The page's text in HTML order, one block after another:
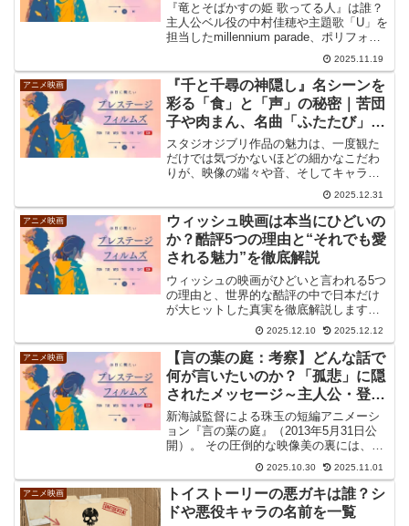
『竜とそばかすの姫 歌ってる人』は誰？
主人公ベル役の中村佳穂や主題歌「U」を
担当したmillennium parade、ポリフォニ
ー合唱の豪華歌手陣まで、竜とそばかす
の姫 歌ってる人を徹底解説します。Ado
が歌っているという誤解も解消し、日本
アカデミー賞最優秀音楽賞を受賞した音
楽制作の核心に迫ります。
2025.11.19
アニメ映画
『千と千尋の神隠し』名シーンを
彩る「食」と「声」の秘密｜苦団
子や肉まん、名曲「ふたたび」の
舞台裏
スタジオジブリ作品の魅力は、一度観た
だけでは気づかないほどの細かなこだわ
りが、映像の端々や音、そしてキャラク
ターの「声」にまで宿っている点にあり
ます。背景美術の描き込み、キャラクタ
ーのわずかな仕草、環境音や間の取り方
など、そのすべてが緻密に...
2025.12.31
アニメ映画
ウィッシュ映画は本当にひどいの
か？酷評5つの理由と“それでも愛
される魅力”を徹底解説
ウィッシュの映画がひどいと言われる5つ
の理由と、世界的な酷評の中で日本だけ
が大ヒットした真実を徹底解説します。
なぜウィッシュの映画がひどいという評
価が定着したのか、脚本の矛盾や主人公
への批判、王様への同情論からその深層
心理を紐解き、作品を楽しむための新た
な視点を提案します。
2025.12.10 2025.12.12
アニメ映画
【言の葉の庭：考察】どんな話で
何が言いたいのか？「孤悲」に隠
されたメッセージ～主人公・登場
人物から紐解く
新海誠監督による珠玉の短編アニメーシ
ョン『言の葉の庭』（2013年5月31日公
開）。 その圧倒的な映像美の裏には、深
く繊細なメッセージが隠されています。
多くの方が「これは切ない恋愛の物語な
のだろうか？」と感じるかもしれませ
ん。 しかし、本...
2025.10.30 2025.11.01
アニメ映画
トイストーリーの悪ガキは誰？シ
ドや悪役キャラの名前を一覧